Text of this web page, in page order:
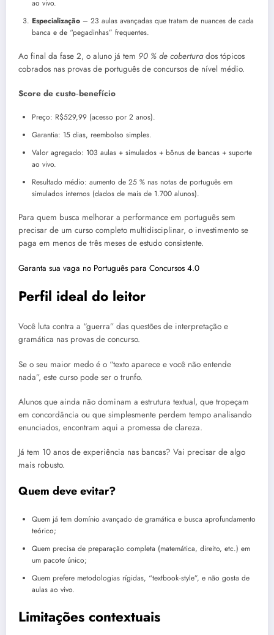
ao vivo.
Especialização – 23 aulas avançadas que tratam de nuances de cada
banca e de “pegadinhas” frequentes.
Ao final da fase 2, o aluno já tem 90 % de coberturados tópicos
cobrados nas provas de português de concursos de nível médio.
Score de custo‑benefício
Preço: R$529,99 (acesso por 2 anos).
Garantia: 15 dias, reembolso simples.
Valor agregado: 103 aulas + simulados + bônus de bancas + suporte
ao vivo.
Resultado médio: aumento de 25 % nas notas de português em
simulados internos (dados de mais de 1.700 alunos).
Para quem busca melhorar a performance em português sem
precisar de um curso completo multidisciplinar, o investimento se
paga em menos de três meses de estudo consistente.
Garanta sua vaga no Português para Concursos 4.0
Perfil ideal do leitor
Você luta contra a “guerra” das questões de interpretação e
gramática nas provas de concurso.
Se o seu maior medo é o “texto aparece e você não entende
nada”, este curso pode ser o trunfo.
Alunos que ainda não dominam a estrutura textual, que tropeçam
em concordância ou que simplesmente perdem tempo analisando
enunciados, encontram aqui a promessa de clareza.
Já tem 10 anos de experiência nas bancas? Vai precisar de algo
mais robusto.
Quem deve evitar?
Quem já tem domínio avançado de gramática e busca aprofundamento
teórico;
Quem precisa de preparação completa (matemática, direito, etc.) em
um pacote único;
Quem prefere metodologias rígidas, “textbook‑style”, e não gosta de
aulas ao vivo.
Limitações contextuais